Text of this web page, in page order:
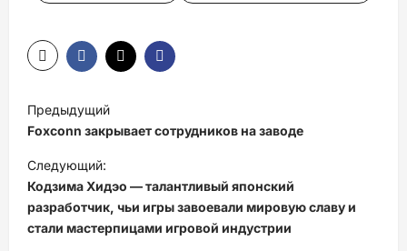
Н
а
в
и
г
а
Предыдущий
Foxconn закрывает сотрудников на заводе
Следующий:
Кодзима Хидэо — талантливый японский
разработчик, чьи игры завоевали мировую славу и
стали мастерпицами игровой индустрии